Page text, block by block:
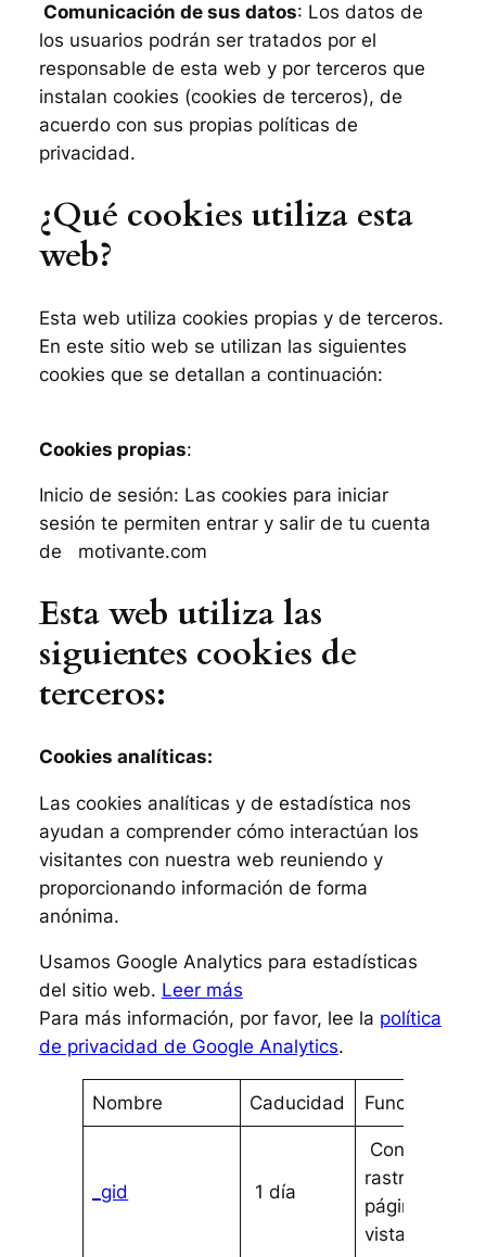
Comunicación de sus datos: Los datos de
los usuarios podrán ser tratados por el
responsable de esta web y por terceros que
instalan cookies (cookies de terceros), de
acuerdo con sus propias políticas de
privacidad.
¿Qué cookies utiliza esta
web?
Esta web utiliza cookies propias y de terceros.
En este sitio web se utilizan las siguientes
cookies que se detallan a continuación:
Cookies propias:
Inicio de sesión: Las cookies para iniciar
sesión te permiten entrar y salir de tu cuenta
de motivante.com
Esta web utiliza las
siguientes cookies de
terceros:
Cookies analíticas:
Las cookies analíticas y de estadística nos
ayudan a comprender cómo interactúan los
visitantes con nuestra web reuniendo y
proporcionando información de forma
anónima.
Usamos Google Analytics para estadísticas
del sitio web. Leer más
Para más información, por favor, lee la política
de privacidad de Google Analytics.
Nombre Caducidad Función
_gid 1 día
Contar y
rastrear
páginas
vistas